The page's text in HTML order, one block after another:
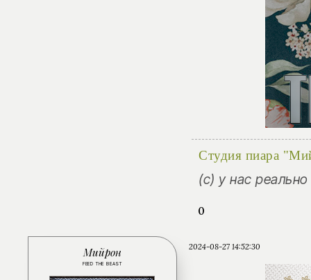
Студия пиара
(с) у нас
0
2024-08-27 14:52:30
Мийрон
FEED THE BEAST